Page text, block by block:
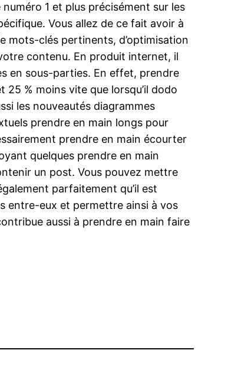
1 et plus précisément sur les
Vous allez de ce fait avoir à
mots-clés pertinents, d’optimisation
contenu. En produit internet, il
en sous-parties. En effet, prendre
% moins vite que lorsqu’il dodo
les nouveautés diagrammes
prendre en main longs pour
prendre en main écourter
quelques prendre en main
un post. Vous pouvez mettre
parfaitement qu’il est
entre-eux et permettre ainsi à vos
aussi à prendre en main faire